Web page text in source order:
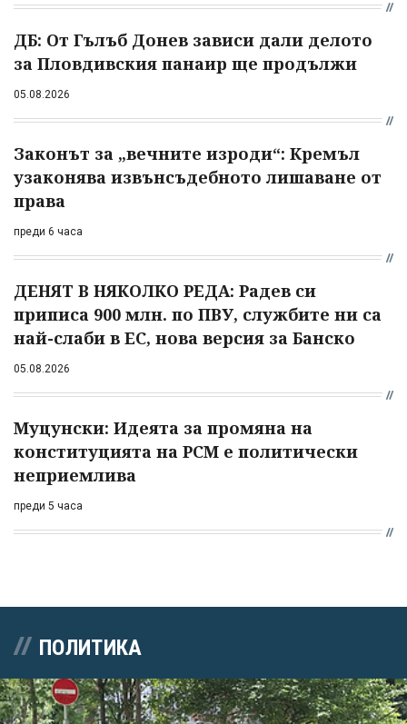
ДБ: От Гълъб Донев зависи дали делото
за Пловдивския панаир ще продължи
05.08.2026
Законът за „вечните изроди“: Кремъл
узаконява извънсъдебното лишаване от
права
преди 6 часа
ДЕНЯТ В НЯКОЛКО РЕДА: Радев си
приписа 900 млн. по ПВУ, службите ни са
най-слаби в ЕС, нова версия за Банско
05.08.2026
Муцунски: Идеята за промяна на
конституцията на РСМ е политически
неприемлива
преди 5 часа
ПОЛИТИКА